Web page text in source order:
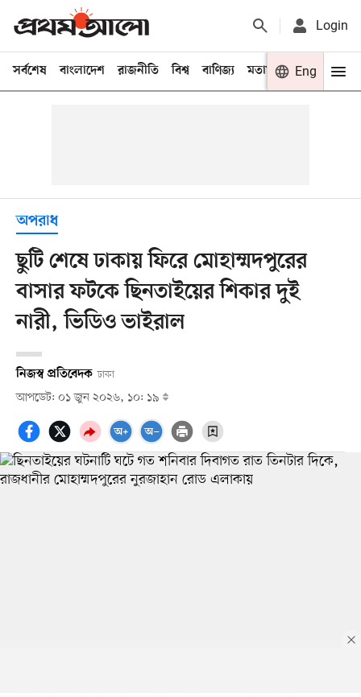
Login
সর্বশেষ বাংলাদেশ রাজনীতি বিশ্ব বাণিজ্য মতামত খেলা
Eng
অপরাধ
ছুটি শেষে ঢাকায় ফিরে মোহাম্মদপুরের
বাসার ফটকে ছিনতাইয়ের শিকার দুই
নারী, ভিডিও ভাইরাল
নিজস্ব প্রতিবেদক ঢাকা
আপডেট: ০১ জুন ২০২৬, ১০: ১৯